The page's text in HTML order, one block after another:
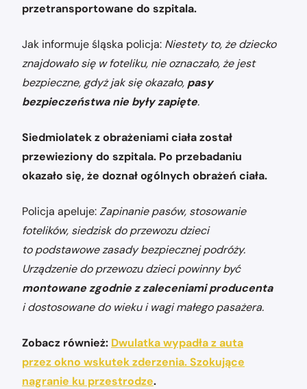
przetransportowane do szpitala.
Jak informuje śląska policja: Niestety to, że dziecko
znajdowało się w foteliku, nie oznaczało, że jest
bezpieczne, gdyż jak się okazało, pasy
bezpieczeństwa nie były zapięte.
Siedmiolatek z obrażeniami ciała został
przewieziony do szpitala. Po przebadaniu
okazało się, że doznał ogólnych obrażeń ciała.
Policja apeluje:Zapinanie pasów, stosowanie
fotelików, siedzisk do przewozu dzieci
to podstawowe zasady bezpiecznej podróży.
Urządzenie do przewozu dzieci powinny być
montowane zgodnie z zaleceniami producenta
i dostosowane do wieku i wagi małego pasażera.
Zobacz również: Dwulatka wypadła z auta
przez okno wskutek zderzenia. Szokujące
nagranie ku przestrodze.